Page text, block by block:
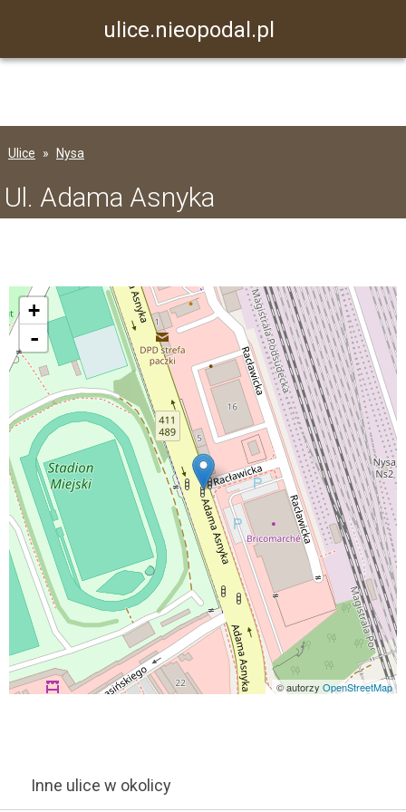
ulice.nieopodal.pl
Ulice Nysa
Ul. Adama Asnyka
+
-
© autorzy OpenStreetMap
Inne ulice w okolicy